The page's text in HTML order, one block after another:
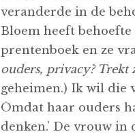
veranderde in de
Bloem heeft
prentenboek en ze
ouders, privacy? Trekt
geheimen.) Ik wil die
Omdat haar ouders
denken.’ De vrouw